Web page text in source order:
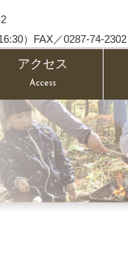
）FAX／0287-74-2302
アクセス
Access